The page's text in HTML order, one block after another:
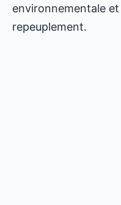
environnementale
repeuplement.